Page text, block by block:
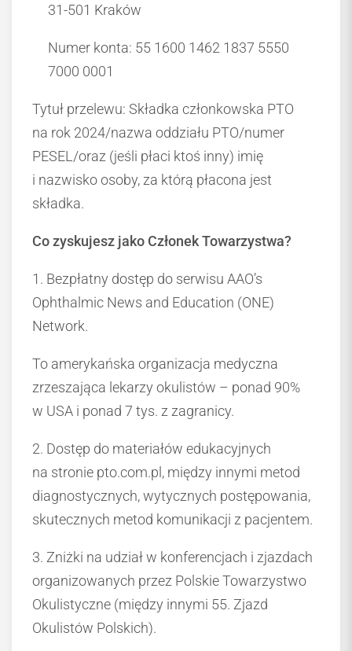
31-501 Kraków
Numer konta: 55 1600 1462 1837 5550
7000 0001
Tytuł przelewu: Składka członkowska PTO
na rok 2024/nazwa oddziału PTO/numer
PESEL/oraz (jeśli płaci ktoś inny) imię
i nazwisko osoby, za którą płacona jest
składka.
Co zyskujesz jako Członek Towarzystwa?
1. Bezpłatny dostęp do serwisu AAO’s
Ophthalmic News and Education (ONE)
Network.
To amerykańska organizacja medyczna
zrzeszająca lekarzy okulistów – ponad 90%
w USA i ponad 7 tys. z zagranicy.
2. Dostęp do materiałów edukacyjnych
na stronie pto.com.pl, między innymi metod
diagnostycznych, wytycznych postępowania,
skutecznych metod komunikacji z pacjentem.
3. Zniżki na udział w konferencjach i zjazdach
organizowanych przez Polskie Towarzystwo
Okulistyczne (między innymi 55. Zjazd
Okulistów Polskich).